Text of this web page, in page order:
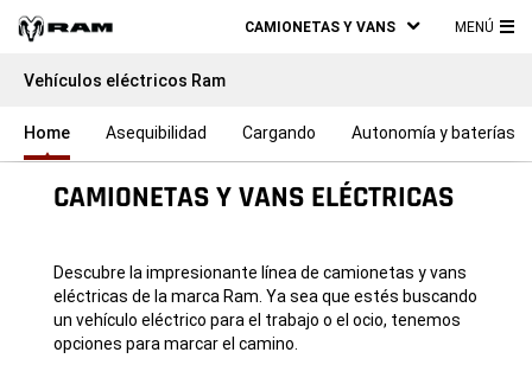
CAMIONETAS Y VANS MENÚ
Vehículos eléctricos Ram
Home Asequibilidad Cargando Autonomía y baterías
CAMIONETAS Y VANS ELÉCTRICAS
Descubre la impresionante línea de camionetas y vans
eléctricas de la marca Ram. Ya sea que estés buscando
un vehículo eléctrico para el trabajo o el ocio, tenemos
opciones para marcar el camino.